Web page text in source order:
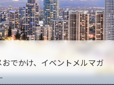
おでかけ、イベント メルマガ